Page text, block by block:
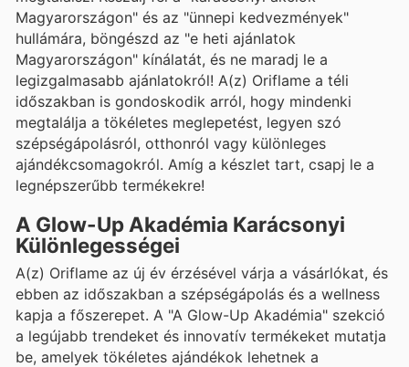
Magyarországon" és az "ünnepi kedvezmények"
hullámára, böngészd az "e heti ajánlatok
Magyarországon" kínálatát, és ne maradj le a
legizgalmasabb ajánlatokról! A(z) Oriflame a téli
időszakban is gondoskodik arról, hogy mindenki
megtalálja a tökéletes meglepetést, legyen szó
szépségápolásról, otthonról vagy különleges
ajándékcsomagokról. Amíg a készlet tart, csapj le a
legnépszerűbb termékekre!
A Glow-Up Akadémia Karácsonyi
Különlegességei
A(z) Oriflame az új év érzésével várja a vásárlókat, és
ebben az időszakban a szépségápolás és a wellness
kapja a főszerepet. A "A Glow-Up Akadémia" szekció
a legújabb trendeket és innovatív termékeket mutatja
be, amelyek tökéletes ajándékok lehetnek a